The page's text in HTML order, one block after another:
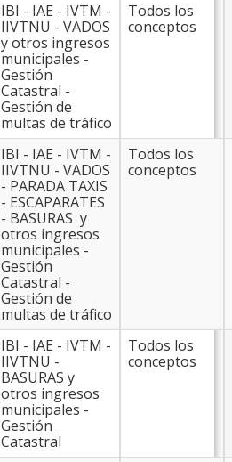
IBI - IAE - IVTM -
IIVTNU - VADOS
y otros ingresos
municipales -
Gestión
Catastral -
Gestión de
multas de tráfico
Todos los
conceptos
IBI - IAE - IVTM -
IIVTNU - VADOS
- PARADA TAXIS
- ESCAPARATES
- BASURAS y
otros ingresos
municipales -
Gestión
Catastral -
Gestión de
multas de tráfico
Todos los
conceptos
IBI - IAE - IVTM -
IIVTNU -
BASURAS y
otros ingresos
municipales -
Gestión
Catastral
Todos los
conceptos